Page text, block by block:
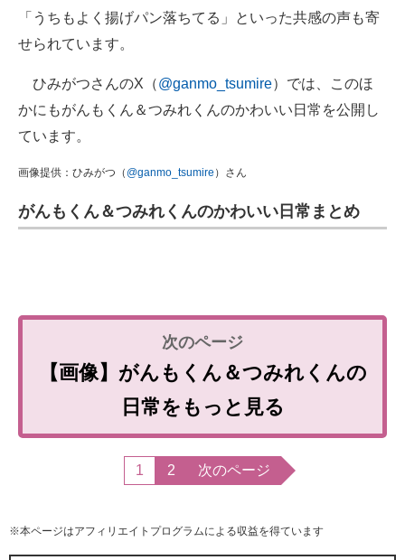
「うちもよく揚げパン落ちてる」といった共感の声も寄
せられています。
ひみがつさんのX（@ganmo_tsumire）では、このほ
かにもがんもくん＆つみれくんのかわいい日常を公開し
ています。
画像提供：ひみがつ（ @ganmo_tsumire ）さん
がんもくん＆つみれくんのかわいい日常まとめ
【画像】がんもくん＆つみれくんの
日常をもっと見る
1 2 次のページ
※本ページはアフィリエイトプログラムによる収益を得ています